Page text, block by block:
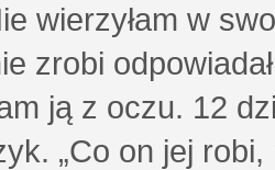
wierzyłam w
zrobi
ją z oczu. 12
„Co on jej